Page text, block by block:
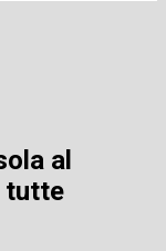
al
tutte